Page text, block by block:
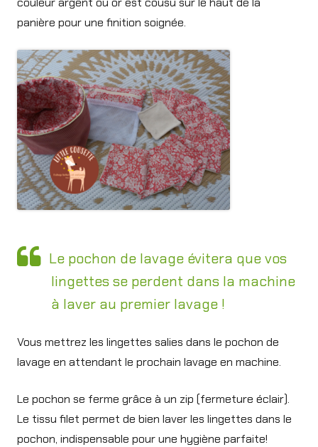
panière pour une finition soignée.
Le pochon de lavage évitera que vos
lingettes se perdent dans la machine
à laver au premier lavage !
Vous mettrez les lingettes salies dans le pochon de
lavage en attendant le prochain lavage en machine.
Le pochon se ferme grâce à un zip (fermeture éclair).
Le tissu filet permet de bien laver les lingettes dans le
pochon, indispensable pour une hygiène parfaite!